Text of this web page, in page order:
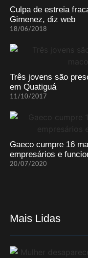
Culpa de estreia
Gimenez, diz web
18/06/2018
Três jovens são
em Quatiguá
11/10/2017
Gaeco cumpre 16
empresários e
20/07/2020
Mais Lidas